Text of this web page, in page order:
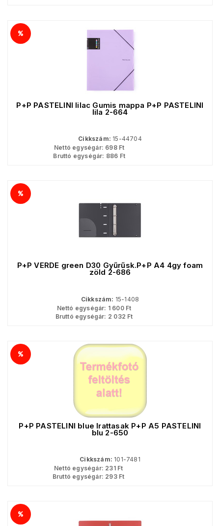
P+P PASTELINI lilac Gumis mappa P+P PASTELINI
lila 2-664
Cikkszám: 15-44704
Nettó egységár: 698Ft
Bruttó egységár: 886 Ft
P+P VERDE green D30 Gyűrűsk.P+P A4 4gy foam
zöld 2-686
Cikkszám: 15-1408
Nettó egységár: 1 600Ft
Bruttó egységár: 2 032 Ft
P+P PASTELINI blue Irattasak P+P A5 PASTELINI
blu 2-650
Cikkszám: 101-7481
Nettó egységár: 231Ft
Bruttó egységár: 293Ft